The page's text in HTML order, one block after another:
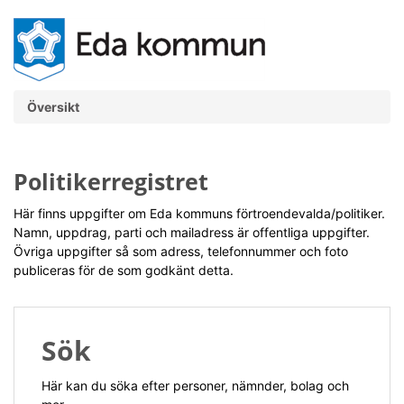
Översikt
Politikerregistret
Här finns uppgifter om Eda kommuns förtroendevalda/politiker.
Namn, uppdrag, parti och mailadress är offentliga uppgifter.
Övriga uppgifter så som adress, telefonnummer och foto
publiceras för de som godkänt detta.
Sök
Här kan du söka efter personer, nämnder, bolag och